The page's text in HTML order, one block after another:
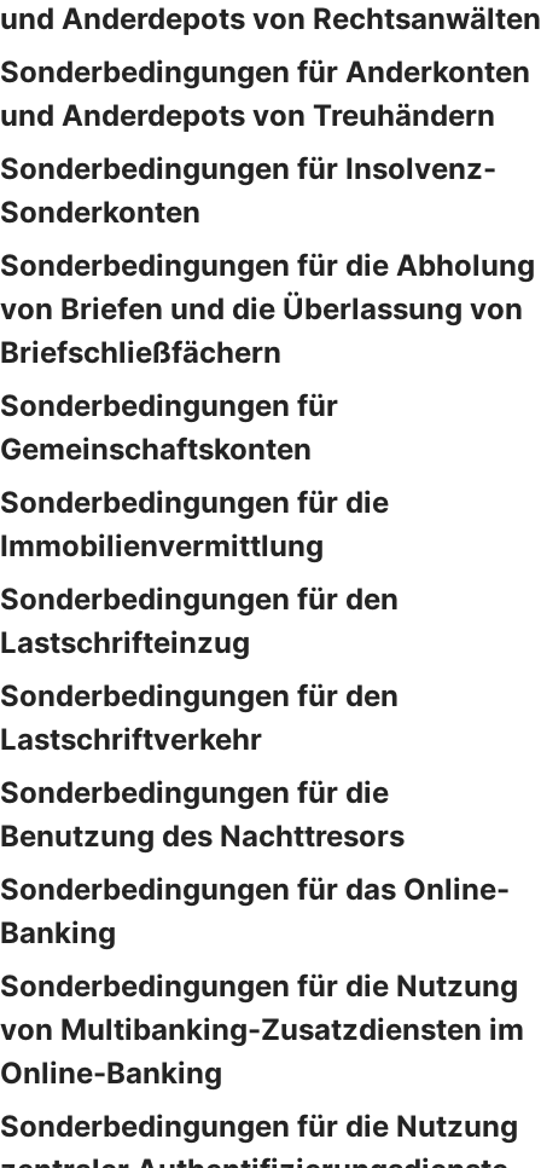
und Anderdepots von Rechtsanwälten
Sonderbedingungen für Anderkonten
und Anderdepots von Treuhändern
Sonderbedingungen für Insolvenz-
Sonderkonten
Sonderbedingungen für die Abholung
von Briefen und die Überlassung von
Briefschließfächern
Sonderbedingungen für
Gemeinschaftskonten
Sonderbedingungen für die
Immobilienvermittlung
Sonderbedingungen für den
Lastschrifteinzug
Sonderbedingungen für den
Lastschriftverkehr
Sonderbedingungen für die
Benutzung des Nachttresors
Sonderbedingungen für das Online-
Banking
Sonderbedingungen für die Nutzung
von Multibanking-Zusatzdiensten im
Online-Banking
Sonderbedingungen für die Nutzung